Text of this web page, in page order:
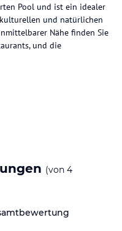
Pool und ist ein idealer
und natürlichen
Nähe finden Sie
und die
Die Altstadt und der
Iraklio und Chania. In
finden Sie Bäckereien,
ist nur 80 m
(von 4